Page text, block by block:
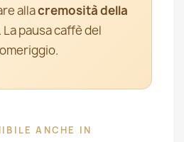
allacremosità della
. La pausa caffè del
ANCHE IN